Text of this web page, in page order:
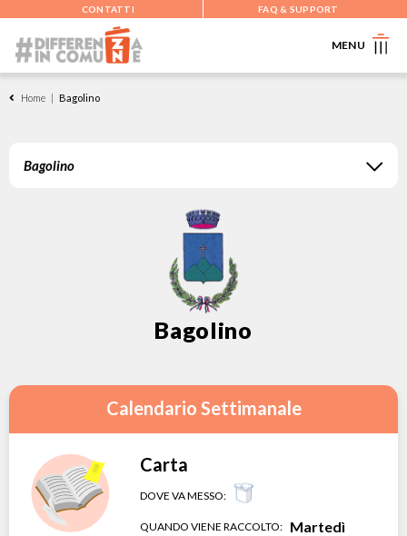
CONTATTI FAQ & SUPPORT
MENU
Home | Bagolino
Bagolino
Calendario Settimanale
Carta
DOVE VA MESSO:
QUANDO VIENE RACCOLTO: Martedì